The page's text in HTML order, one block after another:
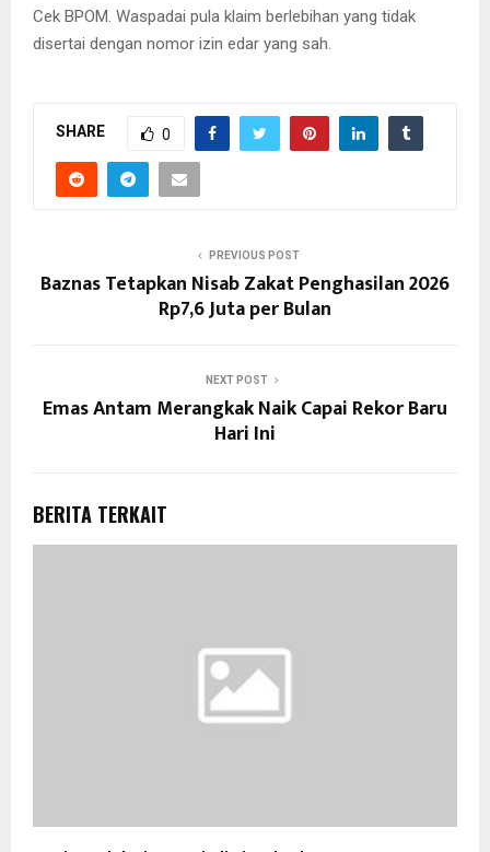
Cek BPOM. Waspadai pula klaim berlebihan yang tidak
disertai dengan nomor izin edar yang sah.
SHARE 0
PREVIOUS POST
Baznas Tetapkan Nisab Zakat Penghasilan 2026
Rp7,6 Juta per Bulan
NEXT POST
Emas Antam Merangkak Naik Capai Rekor Baru
Hari Ini
BERITA TERKAIT